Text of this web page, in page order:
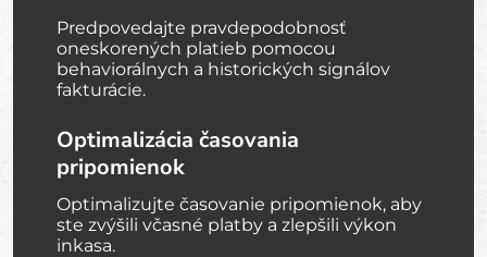
Predpovedajte pravdepodobnosť
oneskorených platieb pomocou
behaviorálnych a historických signálov
fakturácie.
Optimalizácia časovania
pripomienok
Optimalizujte časovanie pripomienok, aby
ste zvýšili včasné platby a zlepšili výkon
inkasa.